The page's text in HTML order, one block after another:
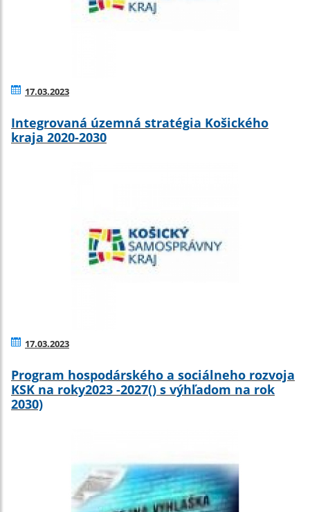
17.03.2023
Integrovaná územná stratégia Košického
kraja 2020-2030
17.03.2023
Program hospodárského a sociálneho rozvoja
KSK na roky2023 -2027() s výhľadom na rok
2030)